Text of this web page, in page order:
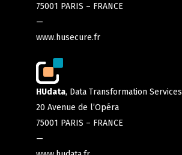
75001 PARIS – FRANCE
—
www.husecure.fr
HUdata, Data Transformation Services
20 Avenue de l’Opéra
75001 PARIS – FRANCE
—